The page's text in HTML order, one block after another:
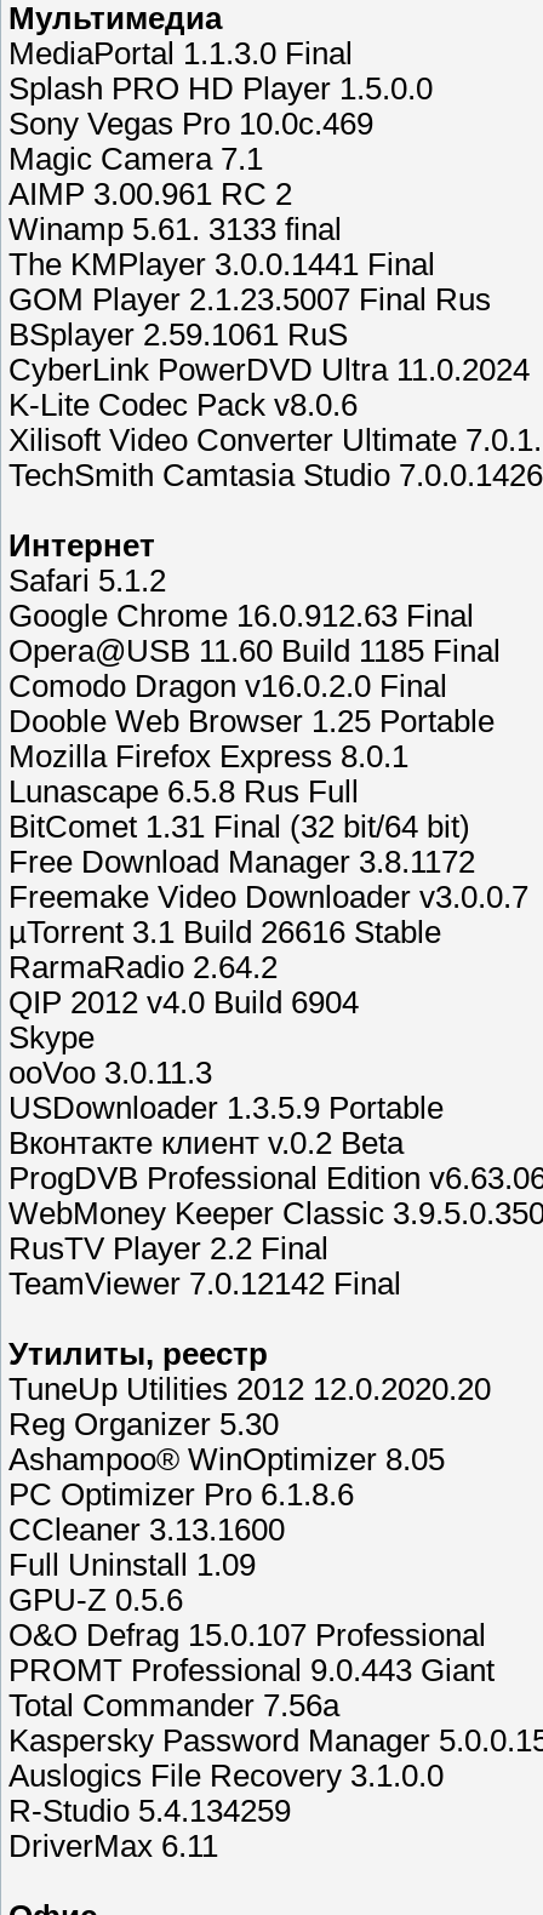
Мультимедиа
MediaPortal 1.1.3.0 Final
Splash PRO HD Player 1.5.0.0
Sony Vegas Pro 10.0c.469
Magic Camera 7.1
AIMP 3.00.961 RC 2
Winamp 5.61. 3133 final
The KMPlayer 3.0.0.1441 Final
GOM Player 2.1.23.5007 Final Rus
BSplayer 2.59.1061 RuS
CyberLink PowerDVD Ultra 11.0.2024
K-Lite Codec Pack v8.0.6
Xilisoft Video Converter Ultimate
TechSmith Camtasia Studio 7.0.0.1426
Интернет
Safari 5.1.2
Google Chrome 16.0.912.63 Final
Opera@USB 11.60 Build 1185 Final
Comodo Dragon v16.0.2.0 Final
Dooble Web Browser 1.25 Portable
Mozilla Firefox Express 8.0.1
Lunascape 6.5.8 Rus Full
BitComet 1.31 Final (32 bit/64 bit)
Free Download Manager 3.8.1172
Freemake Video Downloader v3.0.0.7
µTorrent 3.1 Build 26616 Stable
RarmaRadio 2.64.2
QIP 2012 v4.0 Build 6904
Skype
ooVoo 3.0.11.3
USDownloader 1.3.5.9 Portable
Вконтакте клиент v.0.2 Beta
ProgDVB Professional Edition
WebMoney Keeper Classic
RusTV Player 2.2 Final
TeamViewer 7.0.12142 Final
Утилиты, реестр
TuneUp Utilities 2012 12.0.2020.20
Reg Organizer 5.30
Ashampoo® WinOptimizer 8.05
PC Optimizer Pro 6.1.8.6
CCleaner 3.13.1600
Full Uninstall 1.09
GPU-Z 0.5.6
O&O Defrag 15.0.107 Professional
PROMT Professional 9.0.443 Giant
Total Commander 7.56а
Kaspersky Password Manager
Auslogics File Recovery 3.1.0.0
R-Studio 5.4.134259
DriverMax 6.11